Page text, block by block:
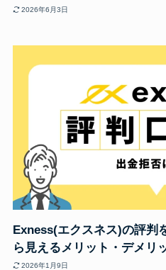
2026年6月3日
Exness(エクスネス)の評判
ら見えるメリット・デメリ
2026年1月9日